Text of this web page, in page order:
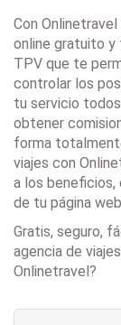
Con
online gratuito
TPV que te
controlar los
tu servicio
obtener
forma
viajes con
a los
de tu página
Gratis, seguro,
agencia de
Onlinetravel?